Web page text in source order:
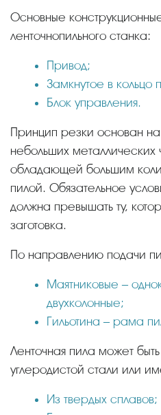
Основные конструкционные элементы
ленточнопильного станка:
Привод;
Замкнутое в кольцо
Блок управления.
Принцип резки основан на постепенном срезании
небольших металлических
обладающей большим
пилой. Обязательное
должна превышать ту,
заготовка.
По направлению подачи
Маятниковые –
двухколонные;
Гильотина – рама
Ленточная пила может быть изготовлена из
углеродистой стали или
Из твердых сплавов;